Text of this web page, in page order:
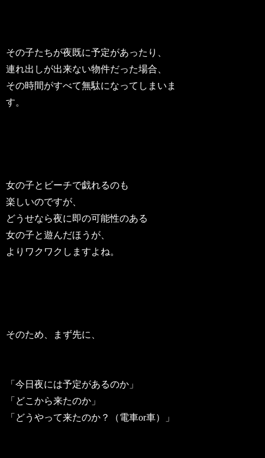
その子たちが夜既に予定があったり、
連れ出しが出来ない物件だった場合、
その時間がすべて無駄になってしまいま
す。
女の子とビーチで戯れるのも
楽しいのですが、
どうせなら夜に即の可能性のある
女の子と遊んだほうが、
よりワクワクしますよね。
そのため、まず先に、
「今日夜には予定があるのか」
「どこから来たのか」
「どうやって来たのか？（電車or車）」